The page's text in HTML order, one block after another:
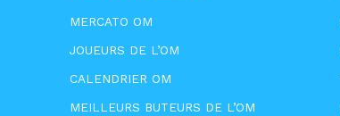
MERCATO OM
JOUEURS DE L’OM
CALENDRIER OM
MEILLEURS BUTEURS DE L’OM